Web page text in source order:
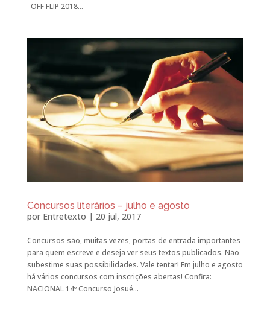
OFF FLIP 2018...
Concursos literários – julho e agosto
por Entretexto | 20 jul, 2017
Concursos são, muitas vezes, portas de entrada importantes
para quem escreve e deseja ver seus textos publicados. Não
subestime suas possibilidades. Vale tentar! Em julho e agosto
há vários concursos com inscrições abertas! Confira:
NACIONAL 14º Concurso Josué...